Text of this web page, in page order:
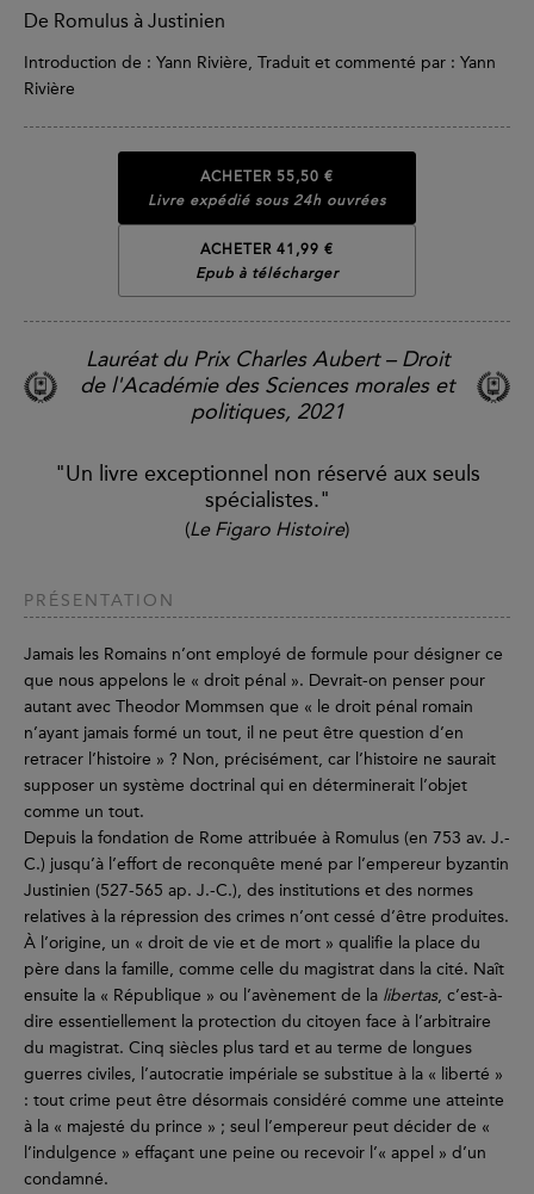
De Romulus à Justinien
Introduction de : Yann Rivière, Traduit et commenté par : Yann
Rivière
ACHETER 55,50 €
Livre expédié sous 24h ouvrées
ACHETER 41,99 €
Epub à télécharger
Lauréat du Prix Charles Aubert – Droit
de l'Académie des Sciences morales et
politiques, 2021
"Un livre exceptionnel non réservé aux seuls
spécialistes."
(Le Figaro Histoire)
PRÉSENTATION
Jamais les Romains n’ont employé de formule pour désigner ce
que nous appelons le « droit pénal ». Devrait-on penser pour
autant avec Theodor Mommsen que « le droit pénal romain
n’ayant jamais formé un tout, il ne peut être question d’en
retracer l’histoire » ? Non, précisément, car l’histoire ne saurait
supposer un système doctrinal qui en déterminerait l’objet
comme un tout.
Depuis la fondation de Rome attribuée à Romulus (en 753 av. J.-
C.) jusqu’à l’effort de reconquête mené par l’empereur byzantin
Justinien (527-565 ap. J.-C.), des institutions et des normes
relatives à la répression des crimes n’ont cessé d’être produites.
À l’origine, un « droit de vie et de mort » qualifie la place du
père dans la famille, comme celle du magistrat dans la cité. Naît
ensuite la « République » ou l’avènement de la libertas, c’est-à-
dire essentiellement la protection du citoyen face à l’arbitraire
du magistrat. Cinq siècles plus tard et au terme de longues
guerres civiles, l’autocratie impériale se substitue à la « liberté »
: tout crime peut être désormais considéré comme une atteinte
à la « majesté du prince » ; seul l’empereur peut décider de «
l’indulgence » effaçant une peine ou recevoir l’« appel » d’un
condamné.